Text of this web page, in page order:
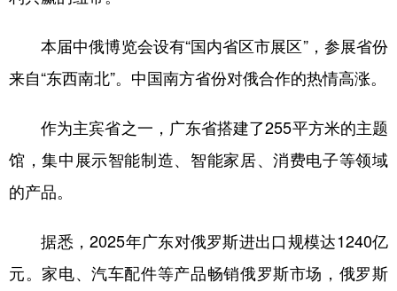
本届中俄博览会设有“国内省区市展区”，参展省份
来自“东西南北”。中国南方省份对俄合作的热情高涨。
作为主宾省之一，广东省搭建了255平方米的主题
馆，集中展示智能制造、智能家居、消费电子等领域
的产品。
据悉，2025年广东对俄罗斯进出口规模达1240亿
元。家电、汽车配件等产品畅销俄罗斯市场，俄罗斯